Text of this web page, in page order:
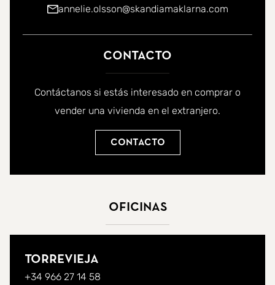
annelie.olsson@skandiamaklarna.com
Contacto
Contáctanos si estás interesado en comprar o
vender una vivienda en el extranjero.
Contacto
Oficinas
Torrevieja
+34 966 27 14 58